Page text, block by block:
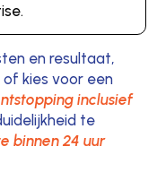
en resultaat,
of kies voor een
inclusief
te
binnen 24 uur